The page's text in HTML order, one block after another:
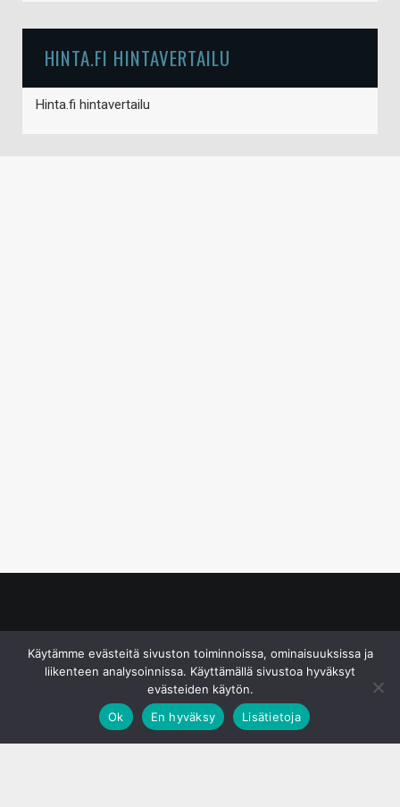
HINTA.FI HINTAVERTAILU
Hinta.fi hintavertailu
Käytämme evästeitä sivuston toiminnoissa, ominaisuuksissa ja
liikenteen analysoinnissa. Käyttämällä sivustoa hyväksyt
evästeiden käytön.
Ok
En hyväksy Lisätietoja